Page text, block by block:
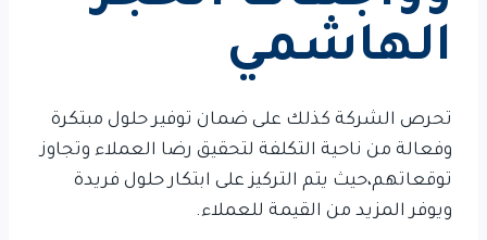
الهاشمي
تحرص الشركة كذلك على ضمان توفير حلول مبتكرة
وفعالة من ناحية التكلفة لتحقيق رضا العملاء وتجاوز
توقعاتهم،حيث يتم التركيز على ابتكار حلول فريدة
ويوفر المزيد من القيمة للعملاء.